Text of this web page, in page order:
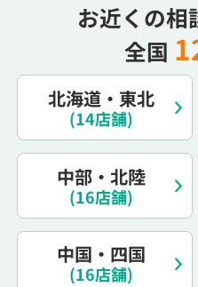
お近くの相
全国
北海道・東北
(14店舗)
中部・北陸
(16店舗)
中国・四国
(16店舗)